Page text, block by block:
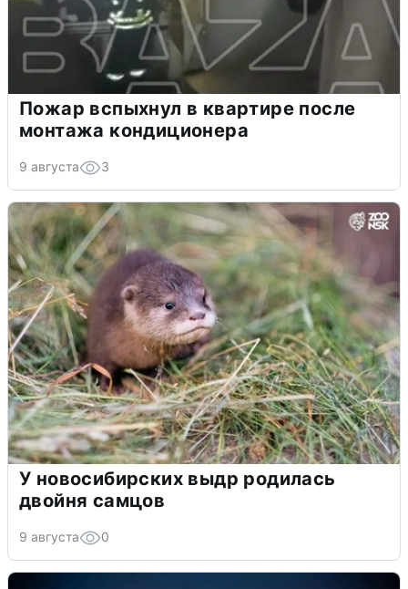
Пожар вспыхнул в квартире после
монтажа кондиционера
9 августа 3
У новосибирских выдр родилась
двойня самцов
9 августа 0